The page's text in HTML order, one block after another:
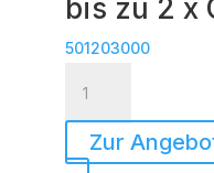
bis zu 2 x
501203000
Duty
Flightcase
für
Zur